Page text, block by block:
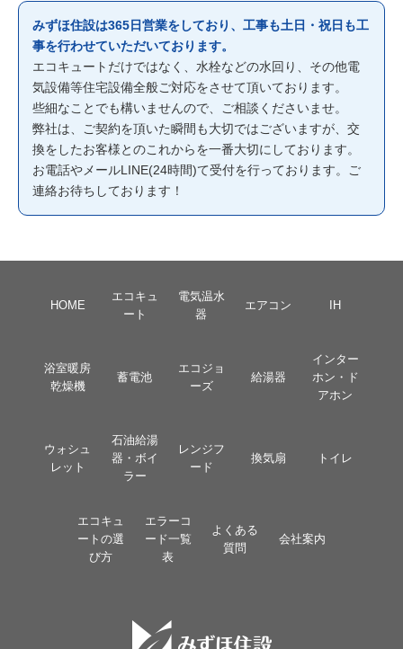
みずほ住設は365日営業をしており、工事も土日・祝日も工
事を行わせていただいております。
エコキュートだけではなく、水栓などの水回り、その他電
気設備等住宅設備全般ご対応をさせて頂いております。
些細なことでも構いませんので、ご相談くださいませ。
弊社は、ご契約を頂いた瞬間も大切ではございますが、交
換をしたお客様とのこれからを一番大切にしております。
お電話やメールLINE(24時間)て受付を行っております。ご
連絡お待ちしております！
HOME
エコキュ
ート
電気温水
器
エアコン IH
浴室暖房
乾燥機
蓄電池
エコジョ
ーズ
給湯器
インター
ホン・ド
アホン
ウォシュ
レット
石油給湯
器・ボイ
ラー
レンジフ
ード
換気扇 トイレ
エコキュ
ートの選
び方
エラーコ
ード一覧
表
よくある
質問
会社案内